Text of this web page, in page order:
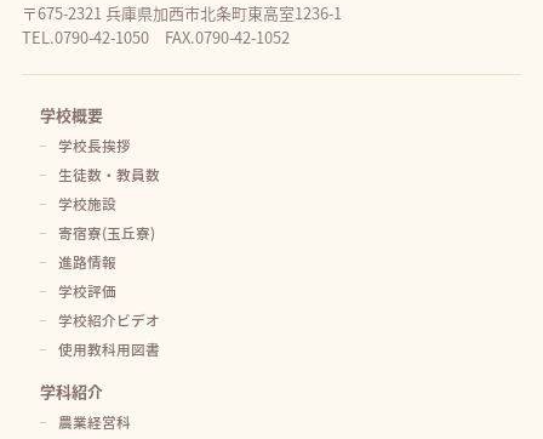
〒675-2321 兵庫県加西市北条町東高室1236-1
TEL.0790-42-1050 FAX.0790-42-1052
学校概要
学校長挨拶
生徒数・教員数
学校施設
寄宿寮(玉丘寮)
進路情報
学校評価
学校紹介ビデオ
使用教科用図書
学科紹介
農業経営科